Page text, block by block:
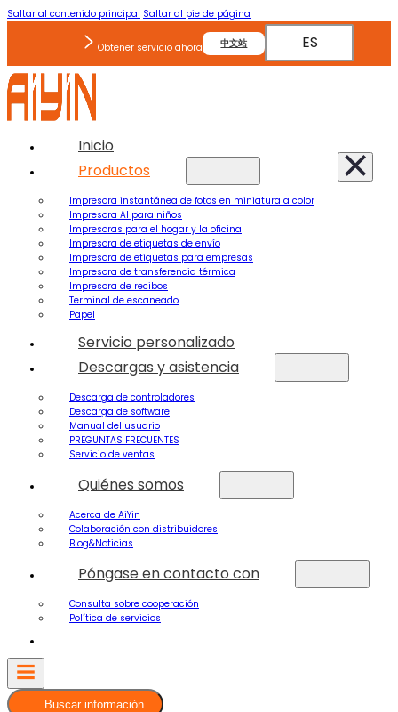
Saltar al contenido principal Saltar al pie de página
Obtener servicio ahora 中文站 ES
Inicio
Productos
Impresora instantánea de fotos en miniatura a color
Impresora AI para niños
Impresoras para el hogar y la oficina
Impresora de etiquetas de envío
Impresora de etiquetas para empresas
Impresora de transferencia térmica
Impresora de recibos
Terminal de escaneado
Papel
Servicio personalizado
Descargas y asistencia
Descarga de controladores
Descarga de software
Manual del usuario
PREGUNTAS FRECUENTES
Servicio de ventas
Quiénes somos
Acerca de AiYin
Colaboración con distribuidores
Blog&Noticias
Póngase en contacto con
Consulta sobre cooperación
Política de servicios
Buscar información